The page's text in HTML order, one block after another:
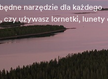
narzędzie dla każdego
czy używasz lornetki, lunety
Ci ustabilizować